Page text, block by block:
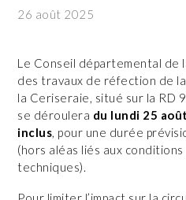
26 août 2025
Le Conseil départemental de
des travaux de réfection de
la Ceriseraie, situé sur la RD
se déroulera du lundi 25
inclus, pour une durée
(hors aléas liés aux
techniques).